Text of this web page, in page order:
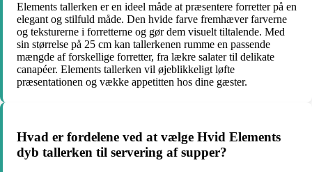
Elements tallerken er en ideel måde at præsentere forretter på en
elegant og stilfuld måde. Den hvide farve fremhæver farverne
og teksturerne i forretterne og gør dem visuelt tiltalende. Med
sin størrelse på 25 cm kan tallerkenen rumme en passende
mængde af forskellige forretter, fra lækre salater til delikate
canapéer. Elements tallerken vil øjeblikkeligt løfte
præsentationen og vække appetitten hos dine gæster.
Hvad er fordelene ved at vælge Hvid Elements
dyb tallerken til servering af supper?